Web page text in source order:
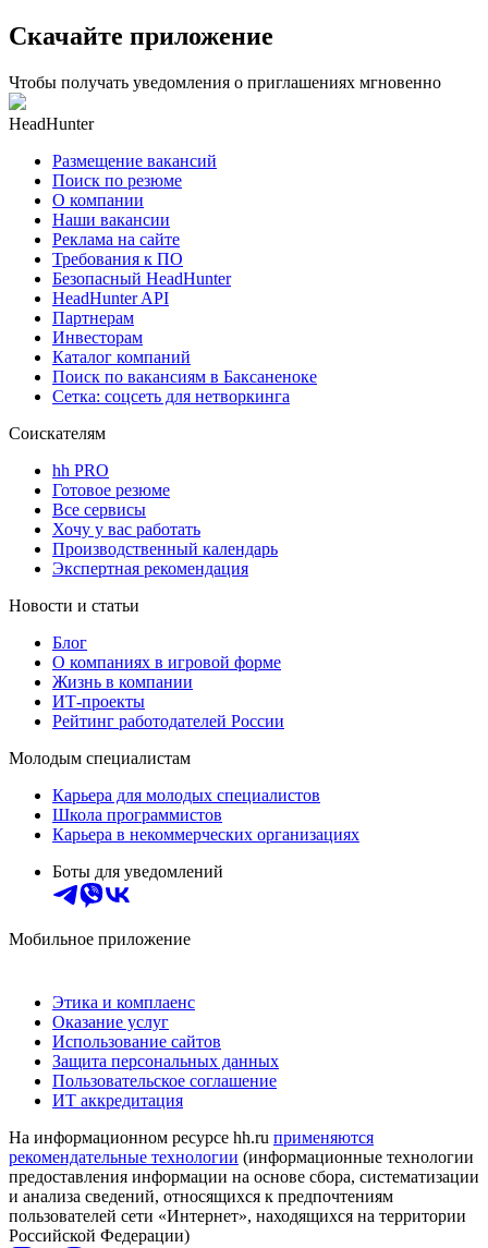
Скачайте приложение
Чтобы получать уведомления о приглашениях мгновенно
HeadHunter
Размещение вакансий
Поиск по резюме
О компании
Наши вакансии
Реклама на сайте
Требования к ПО
Безопасный HeadHunter
HeadHunter API
Партнерам
Инвесторам
Каталог компаний
Поиск по вакансиям в Баксаненоке
Сетка: соцсеть для нетворкинга
Соискателям
hh PRO
Готовое резюме
Все сервисы
Хочу у вас работать
Производственный календарь
Экспертная рекомендация
Новости и статьи
Блог
О компаниях в игровой форме
Жизнь в компании
ИТ-проекты
Рейтинг работодателей России
Молодым специалистам
Карьера для молодых специалистов
Школа программистов
Карьера в некоммерческих организациях
Боты для уведомлений
Мобильное приложение
Этика и комплаенс
Оказание услуг
Использование сайтов
Защита персональных данных
Пользовательское соглашение
ИТ аккредитация
На информационном ресурсе hh.ru применяются
рекомендательные технологии (информационные технологии
предоставления информации на основе сбора, систематизации
и анализа сведений, относящихся к предпочтениям
пользователей сети «Интернет», находящихся на территории
Российской Федерации)